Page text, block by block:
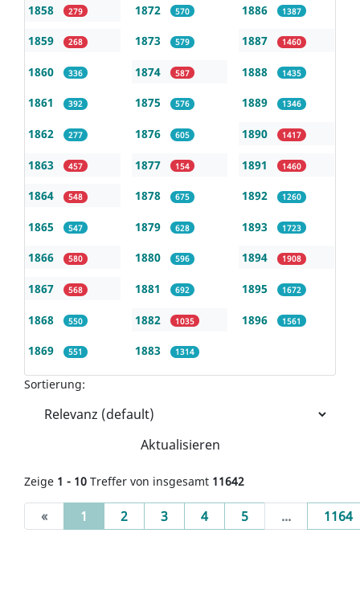
1858 279
1859 268
1860 336
1861 392
1862 277
1863 457
1864 548
1865 547
1866 580
1867 568
1868 550
1869 551
1872 570
1873 579
1874 587
1875 576
1876 605
1877 154
1878 675
1879 628
1880 596
1881 692
1882 1035
1883 1314
1886 1387
1887 1460
1888 1435
1889 1346
1890 1417
1891 1460
1892 1260
1893 1723
1894 1908
1895 1672
1896 1561
Sortierung:
Aktualisieren
Zeige 1 - 10 Treffer von insgesamt 11642
« 1 (current)
2 3 4 5 ... 1164